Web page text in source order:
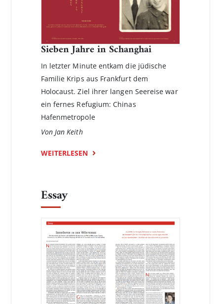
Sieben Jahre in Schanghai
In letzter Minute entkam die jüdische
Familie Krips aus Frankfurt dem
Holocaust. Ziel ihrer langen Seereise war
ein fernes Refugium: Chinas
Hafenmetropole
Von Jan Keith
WEITERLESEN
Essay